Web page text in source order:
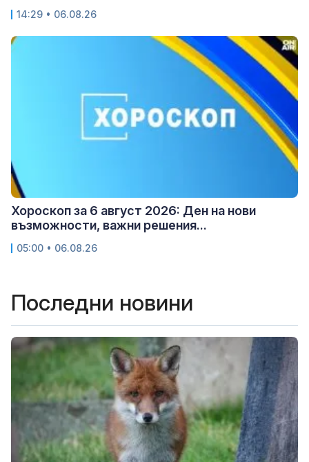
14:29 • 06.08.26
Хороскоп за 6 август 2026: Ден на нови
възможности, важни решения...
05:00 • 06.08.26
Последни новини